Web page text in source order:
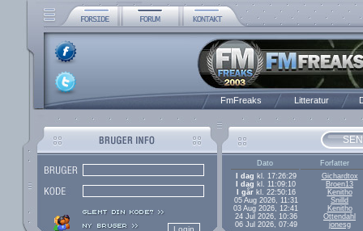
FmFreaks Litteratur
Dato
Forfatter
I dag kl. 17:26:29
Gichardtox
I dag kl. 11:09:10
Broen13
I gårkl. 22:50:16
Kenitho
05 Aug 2026, 11:31
Snilld
03 Aug 2026, 12:41
Kenitho
24 Jul 2026, 10:36
Ottendahl
06 Jul 2026, 07:49
jonesg